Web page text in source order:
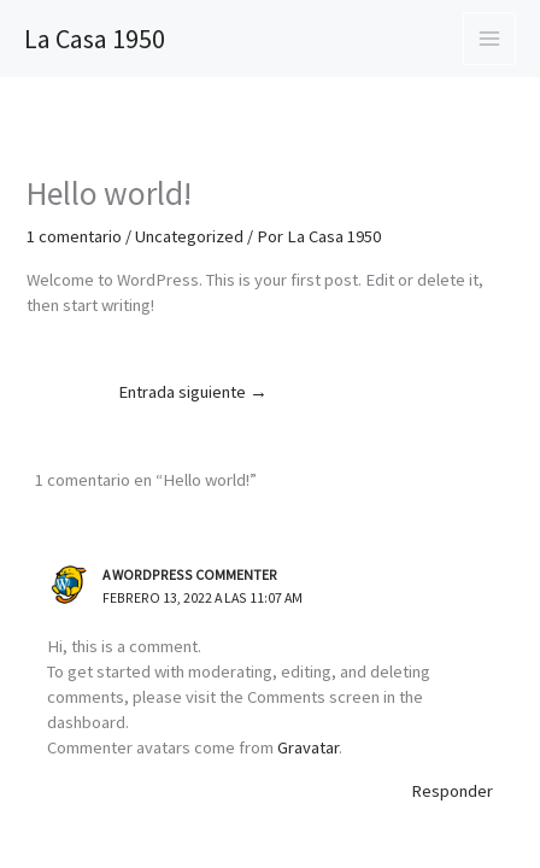
La Casa 1950
Hello world!
1 comentario /Uncategorized / Por La Casa 1950
Welcome to WordPress. This is your first post. Edit or delete it,
then start writing!
Entrada siguiente →
1 comentario en “Hello world!”
A WORDPRESS COMMENTER
FEBRERO 13, 2022 A LAS 11:07 AM
Hi, this is a comment.
To get started with moderating, editing, and deleting
comments, please visit the Comments screen in the
dashboard.
Commenter avatars come fromGravatar.
Responder